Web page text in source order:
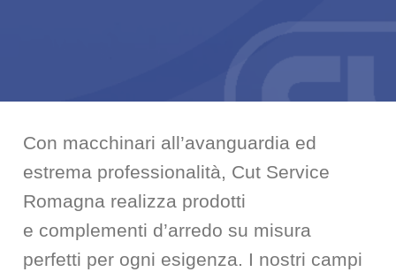
Con macchinari all’avanguardia ed
estrema professionalità, Cut Service
Romagna realizza prodotti
e complementi d’arredo su misura
perfetti per ogni esigenza. I nostri campi